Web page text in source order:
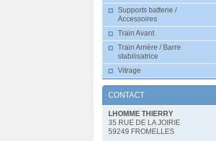
Supports batterie /
Accessoires
Train Avant
Train Arrière / Barre
stabilisatrice
Vitrage
CONTACT
LHOMME THIERRY
35 RUE DE LA JOIRIE
59249 FROMELLES